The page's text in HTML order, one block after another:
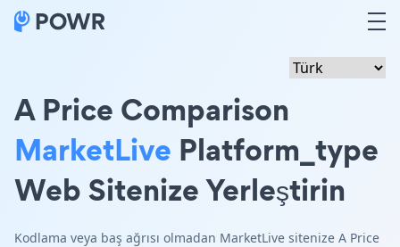
A Price Comparison
MarketLive Platform_type
Web Sitenize Yerleştirin
Kodlama veya baş ağrısı olmadan MarketLive sitenize A Price